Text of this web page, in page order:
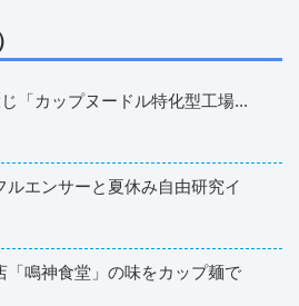
「カップヌードル特化型工場...
ルエンサーと夏休み自由研究イ
「鳴神食堂」の味をカップ麺で